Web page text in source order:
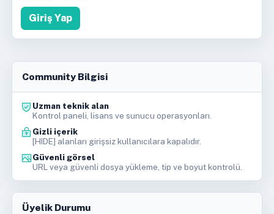
Giriş Yap
Community Bilgisi
Uzman teknik alan
Kontrol paneli, lisans ve sunucu operasyonları.
Gizli içerik
[HIDE] alanları girişsiz kullanıcılara kapalıdır.
Güvenli görsel
URL veya güvenli dosya yükleme, tip ve boyut kontrolü.
Üyelik Durumu